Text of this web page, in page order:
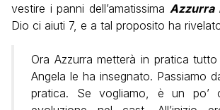
vestire i panni dell’amatissima Azzurra
Dio ci aiuti 7, e a tal proposito ha
Ora Azzurra metterà in pratica
Angela le ha insegnato. Passiamo
pratica. Se vogliamo, è un po’